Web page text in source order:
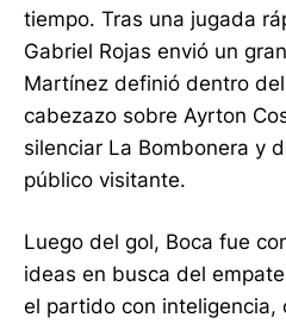
tiempo. Tras una jugada
Gabriel Rojas envió un
Martínez definió dentro
cabezazo sobre Ayrton
silenciar La Bombonera y
público visitante.
Luego del gol, Boca fue
ideas en busca del
el partido con inteligencia,